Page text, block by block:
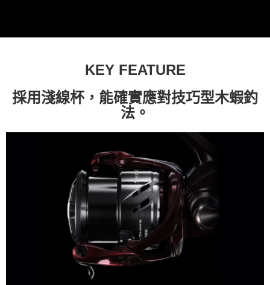
KEY FEATURE
採用淺線杯，能確實應對技巧型木蝦釣
法。